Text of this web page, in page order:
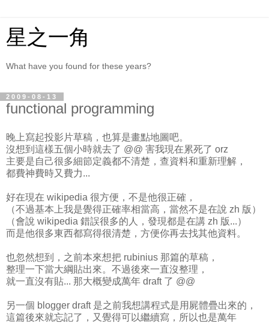
星之一角
What have you found for these years?
2009-08-13
functional programming
晚上寫起投影片草稿，也算是畫點地圖吧。
沒想到這樣五個小時就去了 @@ 害我現在累死了 orz
主要是自己很多細節定義都不清楚，查資料和重新理解，
都費神費時又費力...
好在現在 wikipedia 很方便，不是他很正確，
（不過基本上我是覺得正確率相當高，當然不是在說 zh 版）
（會說 wikipedia 錯誤很多的人，發現都是在講 zh 版...）
而是他很多東西都寫得很清楚，方便你再去找其他資料。
也忽然想到，之前本來想把 rubinius 那篇的草稿，
整理一下當大綱貼出來。不過後來一直沒整理，
就一直沒有貼... 那大概變成萬年 draft 了 @@
另一個 blogger draft 是之前我想講程式是用屍體疊出來的，
這篇後來就忘記了，又覺得可以繼續寫，所以也是萬年